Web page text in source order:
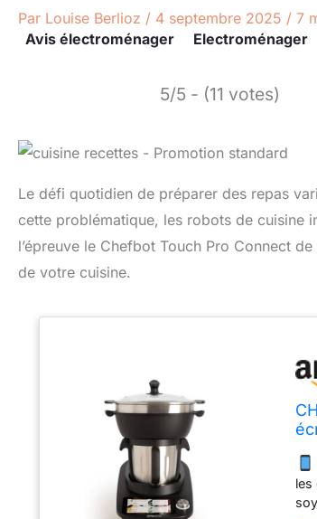
Par Louise Berlioz / 4 septembre 2025 / 7
Avis électroménager
Electroménager
5/5 - (11 votes)
Le défi quotidien de préparer des repas
cette problématique, les robots de cuisine
l’épreuve le Chefbot Touch Pro Connect
de votre cuisine.
les